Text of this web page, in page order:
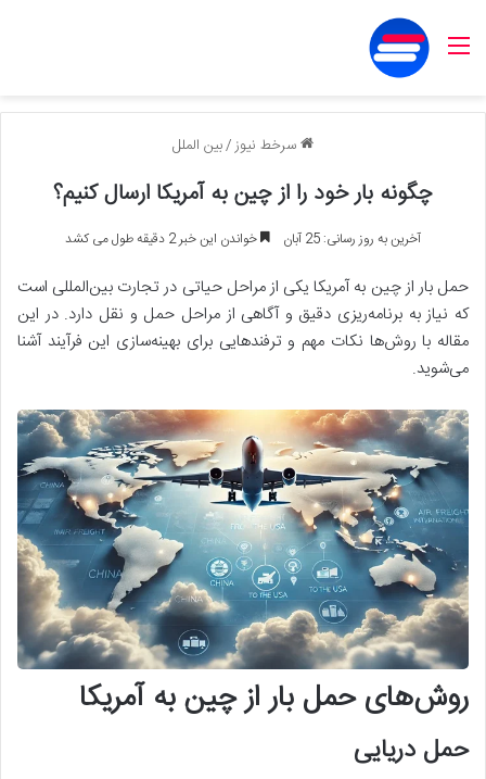
منو
سرخط نیوز/بین الملل
چگونه بار خود را از چین به آمریکا ارسال کنیم؟
آخرین به روز رسانی: 25 آبان خواندن این خبر 2 دقیقه طول می کشد
حمل بار از چین به آمریکا یکی از مراحل حیاتی در تجارت بین‌المللی است
که نیاز به برنامه‌ریزی دقیق و آگاهی از مراحل حمل و نقل دارد. در این
مقاله با روش‌ها نکات مهم و ترفندهایی برای بهینه‌سازی این فرآیند آشنا
می‌شوید.
روش‌های حمل بار از چین به آمریکا
حمل دریایی